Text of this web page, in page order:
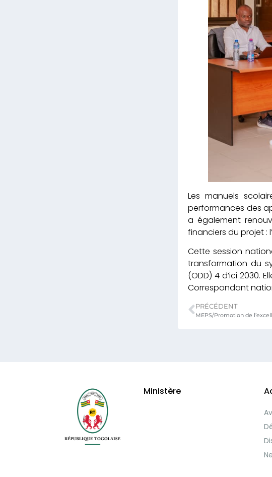
Les manuels
performances des
a également
financiers du projet :
Cette session
transformation du
(ODD) 4 d’ici 2030.
Correspondant
PRÉCÉDENT
Ministère